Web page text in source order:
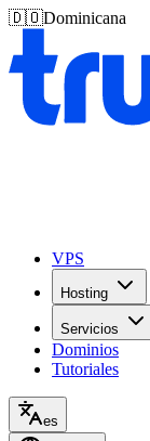
🇩🇴Dominicana
VPS
Hosting
Servicios
Dominios
Tutoriales
es